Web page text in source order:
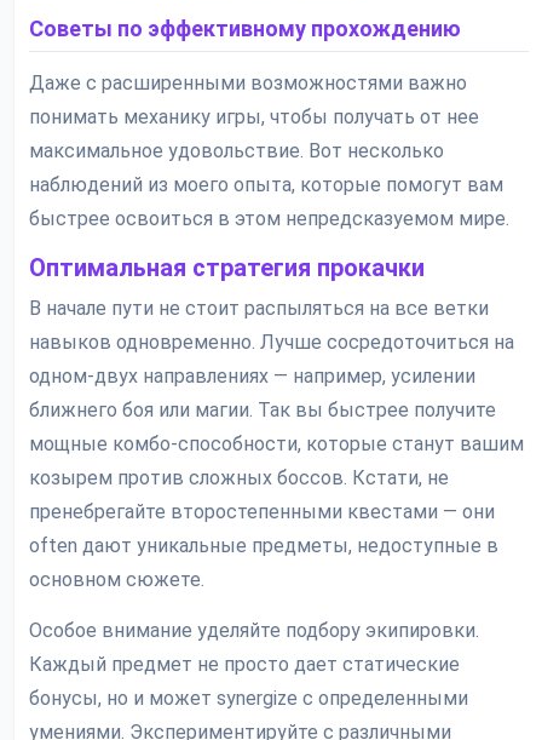
Советы по эффективному прохождению
Даже с расширенными возможностями важно
понимать механику игры, чтобы получать от нее
максимальное удовольствие. Вот несколько
наблюдений из моего опыта, которые помогут вам
быстрее освоиться в этом непредсказуемом мире.
Оптимальная стратегия прокачки
В начале пути не стоит распыляться на все ветки
навыков одновременно. Лучше сосредоточиться на
одном-двух направлениях — например, усилении
ближнего боя или магии. Так вы быстрее получите
мощные комбо-способности, которые станут вашим
козырем против сложных боссов. Кстати, не
пренебрегайте второстепенными квестами — они
often дают уникальные предметы, недоступные в
основном сюжете.
Особое внимание уделяйте подбору экипировки.
Каждый предмет не просто дает статические
бонусы, но и может synergize с определенными
умениями. Экспериментируйте с различными